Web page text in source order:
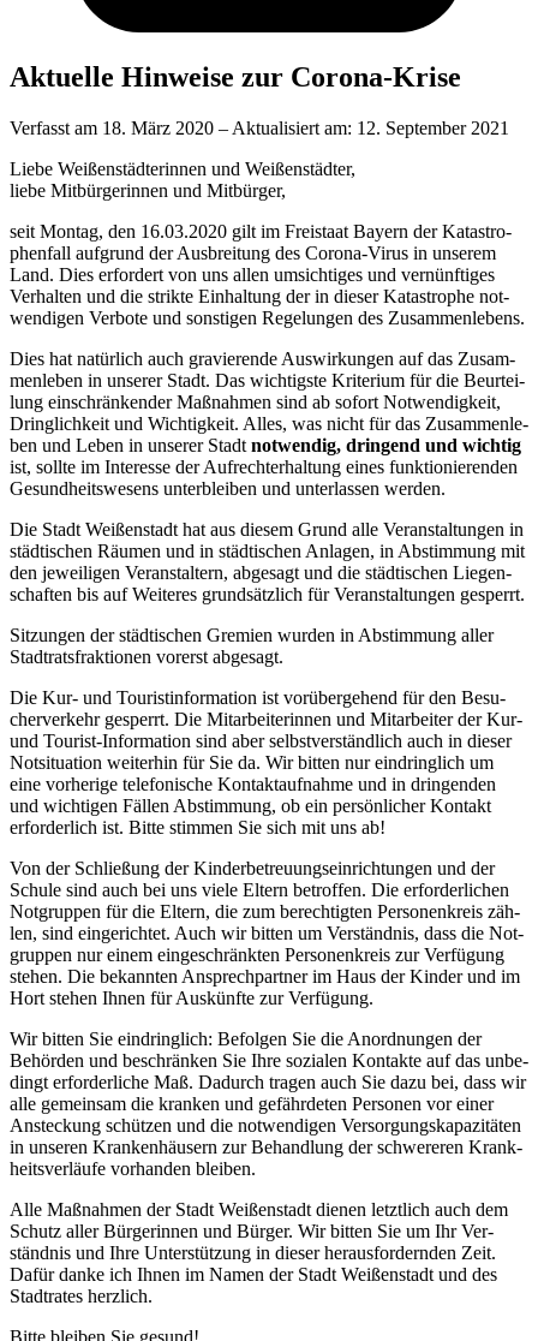
Aktu­el­le Hin­wei­se zur Corona-Krise
Verfasst am 18. März 2020 – Aktualisiert am: 12. September 2021
Lie­be Wei­ßen­städ­te­rin­nen und Weißenstädter,
lie­be Mit­bür­ge­rin­nen und Mitbürger,
seit Mon­tag, den 16.03.2020 gilt im Frei­staat Bay­ern der Kata­stro­
phen­fall auf­grund der Aus­brei­tung des Coro­na-Virus in unse­rem
Land. Dies erfor­dert von uns allen umsich­ti­ges und ver­nünf­ti­ges
Ver­hal­ten und die strik­te Ein­hal­tung der in die­ser Kata­stro­phe not­
wen­di­gen Ver­bo­te und sons­ti­gen Rege­lun­gen des Zusammenlebens.
Dies hat natür­lich auch gra­vie­ren­de Aus­wir­kun­gen auf das Zusam­
men­le­ben in unse­rer Stadt. Das wich­tigs­te Kri­te­ri­um für die Beur­tei­
lung ein­schrän­ken­der Maß­nah­men sind ab sofort Not­wen­dig­keit,
Dring­lich­keit und Wich­tig­keit. Alles, was nicht für das Zusam­men­le­
ben und Leben in unse­rer Stadt not­wen­dig, drin­gend und wich­tig
ist, soll­te im Inter­es­se der Auf­recht­erhal­tung eines funk­tio­nie­ren­den
Gesund­heits­we­sens unter­blei­ben und unter­las­sen werden.
Die Stadt Wei­ßen­stadt hat aus die­sem Grund alle Ver­an­stal­tun­gen in
städ­ti­schen Räu­men und in städ­ti­schen Anla­gen, in Abstim­mung mit
den jewei­li­gen Ver­an­stal­tern, abge­sagt und die städ­ti­schen Lie­gen­
schaf­ten bis auf Wei­te­res grund­sätz­lich für Ver­an­stal­tun­gen gesperrt.
Sit­zun­gen der städ­ti­schen Gre­mi­en wur­den in Abstim­mung aller
Stadt­rats­frak­tio­nen vor­erst abgesagt.
Die Kur- und Tou­rist­infor­ma­ti­on ist vor­über­ge­hend für den Besu­
cher­ver­kehr gesperrt. Die Mit­ar­bei­te­rin­nen und Mit­ar­bei­ter der Kur-
und Tou­rist-Infor­ma­ti­on sind aber selbst­ver­ständ­lich auch in die­ser
Not­si­tua­ti­on wei­ter­hin für Sie da. Wir bit­ten nur ein­dring­lich um
eine vor­he­ri­ge tele­fo­ni­sche Kon­takt­auf­nah­me und in drin­gen­den
und wich­ti­gen Fäl­len Abstim­mung, ob ein per­sön­li­cher Kon­takt
erfor­der­lich ist. Bit­te stim­men Sie sich mit uns ab!
Von der Schlie­ßung der Kin­der­be­treu­ungs­ein­rich­tun­gen und der
Schu­le sind auch bei uns vie­le Eltern betrof­fen. Die erfor­der­li­chen
Not­grup­pen für die Eltern, die zum berech­tig­ten Per­so­nen­kreis zäh­
len, sind ein­ge­rich­tet. Auch wir bit­ten um Ver­ständ­nis, dass die Not­
grup­pen nur einem ein­ge­schränk­ten Per­so­nen­kreis zur Ver­fü­gung
ste­hen. Die bekann­ten Ansprech­part­ner im Haus der Kin­der und im
Hort ste­hen Ihnen für Aus­künf­te zur Verfügung.
Wir bit­ten Sie ein­dring­lich: Befol­gen Sie die Anord­nun­gen der
Behör­den und beschrän­ken Sie Ihre sozia­len Kon­tak­te auf das unbe­
dingt erfor­der­li­che Maß. Dadurch tra­gen auch Sie dazu bei, dass wir
alle gemein­sam die kran­ken und gefähr­de­ten Per­so­nen vor einer
Anste­ckung schüt­zen und die not­wen­di­gen Ver­sor­gungs­ka­pa­zi­tä­ten
in unse­ren Kran­ken­häu­sern zur Behand­lung der schwe­re­ren Krank­
heits­ver­läu­fe vor­han­den bleiben.
Alle Maß­nah­men der Stadt Wei­ßen­stadt die­nen letzt­lich auch dem
Schutz aller Bür­ge­rin­nen und Bür­ger. Wir bit­ten Sie um Ihr Ver­
ständ­nis und Ihre Unter­stüt­zung in die­ser her­aus­for­dern­den Zeit.
Dafür dan­ke ich Ihnen im Namen der Stadt Wei­ßen­stadt und des
Stadt­ra­tes herzlich.
Bit­te blei­ben Sie gesund!